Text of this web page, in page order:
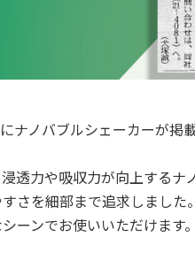
ナノバブルシェーカーが掲
透力や吸収力が向上するナ
さを細部まで追求しました。
ーンでお使いいただけます。